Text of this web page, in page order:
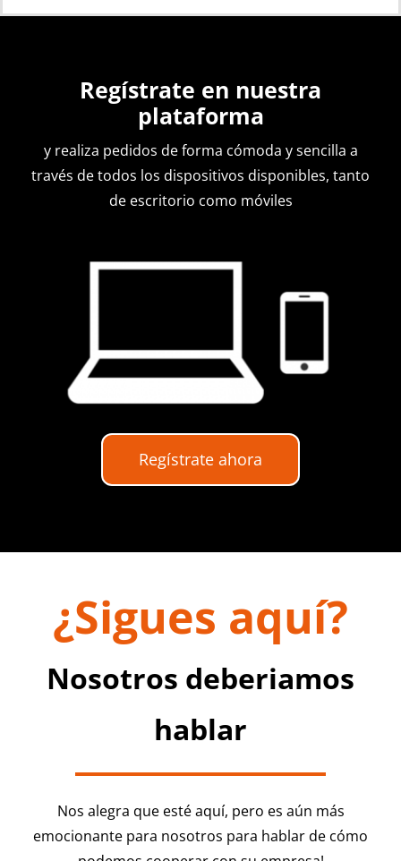
Regístrate en nuestra
plataforma
y realiza pedidos de forma cómoda y sencilla a
través de todos los dispositivos disponibles, tanto
de escritorio como móviles
Regístrate ahora
¿Sigues aquí?
Nosotros deberiamos
hablar
Nos alegra que esté aquí, pero es aún más
emocionante para nosotros para hablar de cómo